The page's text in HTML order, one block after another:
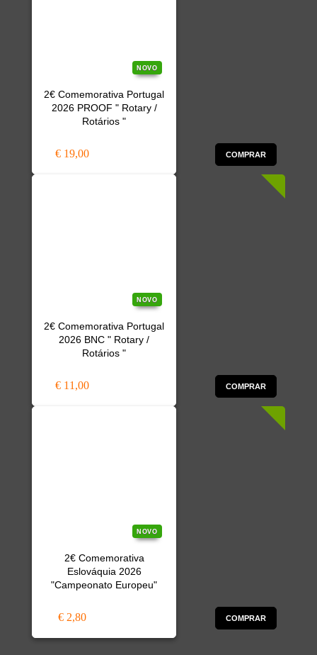
NOVO
2€ Comemorativa Portugal
2026 PROOF " Rotary /
Rotários "
€ 19,00 COMPRAR
NOVO
2€ Comemorativa Portugal
2026 BNC " Rotary /
Rotários "
€ 11,00 COMPRAR
NOVO
2€ Comemorativa
Eslováquia 2026
"Campeonato Europeu"
€ 2,80 COMPRAR